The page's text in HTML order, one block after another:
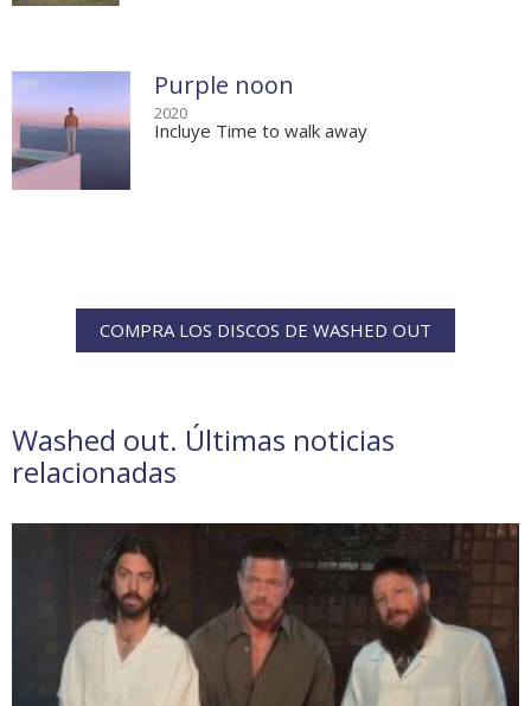
Purple noon
2020
Incluye Time to walk away
COMPRA LOS DISCOS DE WASHED OUT
Washed out. Últimas noticias
relacionadas